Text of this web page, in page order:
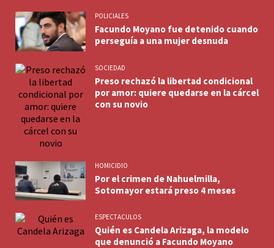
POLICIALES
Facundo Moyano fue detenido cuando
perseguía a una mujer desnuda
SOCIEDAD
Preso rechazó la libertad condicional
por amor: quiere quedarse en la cárcel
con su novio
HOMICIDIO
Por el crimen de Nahuelmilla,
Sotomayor estará preso 4 meses
ESPECTACULOS
Quién es Candela Arizaga, la modelo
que denunció a Facundo Moyano